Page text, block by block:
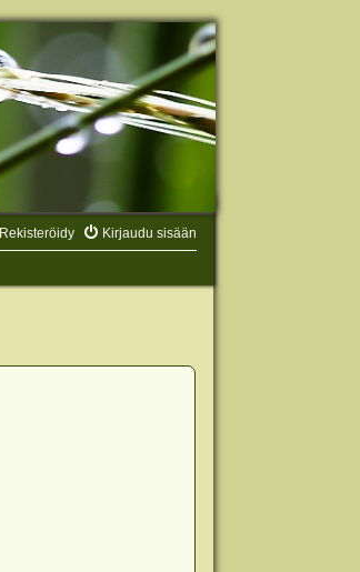
Kirjaudu sisään
Rekisteröidy